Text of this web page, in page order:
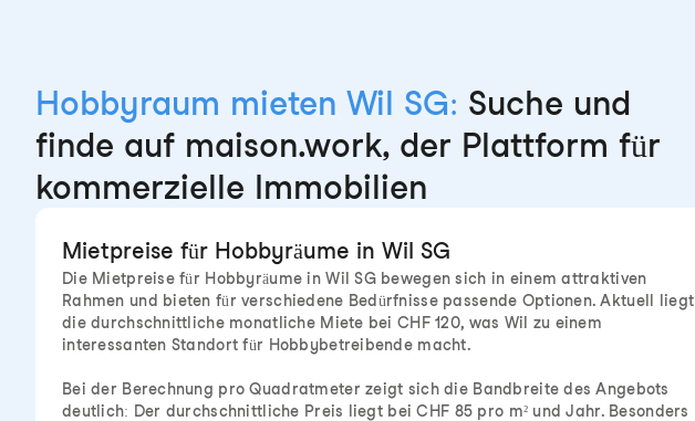
Hobbyraum mieten Wil SG: Suche und
finde auf maison.work, der Plattform für
kommerzielle Immobilien
Mietpreise für Hobbyräume in Wil SG
Die Mietpreise für Hobbyräume in Wil SG bewegen sich in einem attraktiven
Rahmen und bieten für verschiedene Bedürfnisse passende Optionen. Aktuell liegt
die durchschnittliche monatliche Miete bei CHF 120, was Wil zu einem
interessanten Standort für Hobbybetreibende macht.
Bei der Berechnung pro Quadratmeter zeigt sich die Bandbreite des Angebots
deutlich: Der durchschnittliche Preis liegt bei CHF 85 pro m² und Jahr. Besonders